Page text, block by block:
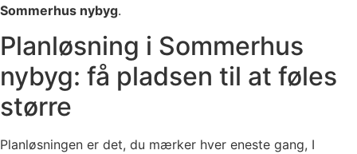
Sommerhus nybyg.
Planløsning i Sommerhus
nybyg: få pladsen til at føles
større
Planløsningen er det, du mærker hver eneste gang, I